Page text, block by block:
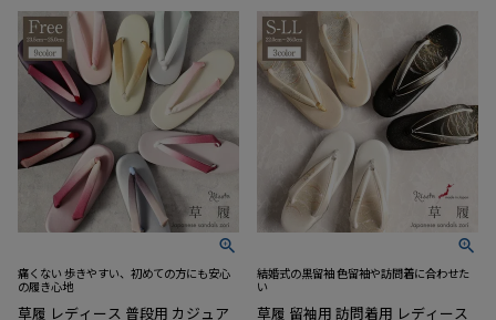
痛くない 歩きやすい、初めての方にも安心
の履き心地
草履 レディース 普段用 カジュア
結婚式の黒留袖 色留袖や訪問着に合わせた
い
草履 留袖用 訪問着用 レディース